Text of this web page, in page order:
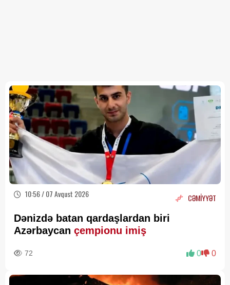
10:56 / 07 Avqust 2026 CƏMİYYƏT
Dənizdə batan qardaşlardan biri
Azərbaycan çempionu imiş
72 0 0